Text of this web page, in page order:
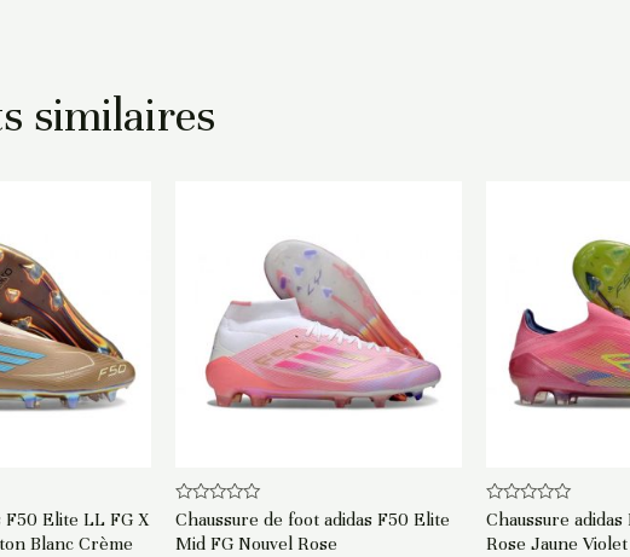
similaires
F50 Elite LL FG X
Blanc Crème
Note
0
sur
Chaussure de foot adidas F50 Elite
Mid FG Nouvel Rose
Note
0
sur
Chaussure
Rose Jaune Violet